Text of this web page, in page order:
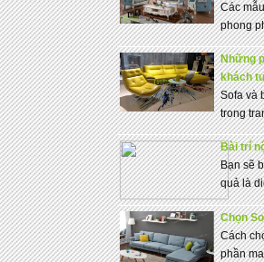
Các
phong
Những
khách
Sofa và
trong
Bài trí
Bạn sẽ
quả là
Chọn
Cách
phần